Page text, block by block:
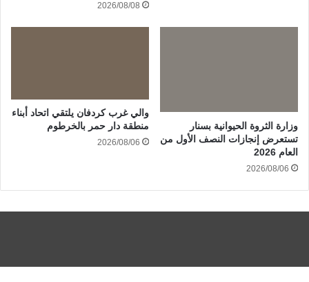
2026/08/08
وزارة الثروة الحيوانية بسنار
تستعرض إنجازات النصف الأول من
العام 2026
2026/08/06
والي غرب كردفان يلتقي اتحاد أبناء
منطقة دار حمر بالخرطوم
2026/08/06